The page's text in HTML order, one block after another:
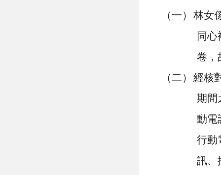
（一） 林女
同
卷，
（二） 經核
期間
動電
行動
訊、